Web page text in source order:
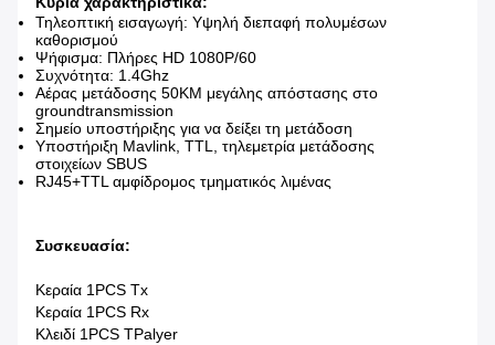
Τηλεοπτική εισαγωγή: Υψηλή διεπαφή πολυμέσων
καθορισμού
Ψήφισμα: Πλήρες HD 1080P/60
Συχνότητα: 1.4Ghz
Αέρας μετάδοσης 50KM μεγάλης απόστασης στο
groundtransmission
Σημείο υποστήριξης για να δείξει τη μετάδοση
Υποστήριξη Mavlink, TTL,
τηλεμετρία μετάδοσης
στοιχείων SBUS
RJ45+TTL αμφίδρομος τμηματικός λιμένας
Συσκευασία:
Κεραία 1PCS Tx
Κεραία 1PCS Rx
Κλειδί 1PCS TPalyer